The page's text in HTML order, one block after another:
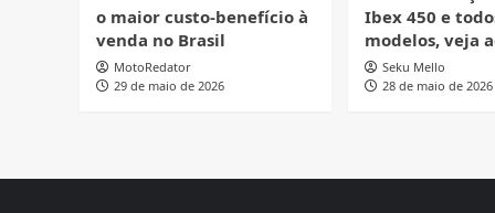
o maior custo-benefício à
venda no Brasil
MotoRedator
29 de maio de 2026
Ibex 450 e
modelos, veja
Seku Mello
28 de maio de 2026